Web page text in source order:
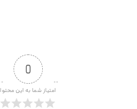
0
امتیاز شما به این محتوا